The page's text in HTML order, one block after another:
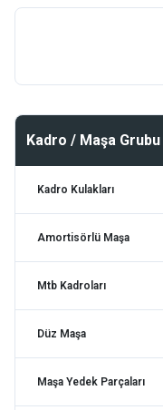
Düz Maşa
EZmtb
Ghost
Lapierre
Rectus
Kadro / Maşa Grubu
Kadro Kulakları
Amortisörlü Maşa
Mtb Kadroları
Düz Maşa
Maşa Yedek Parçaları